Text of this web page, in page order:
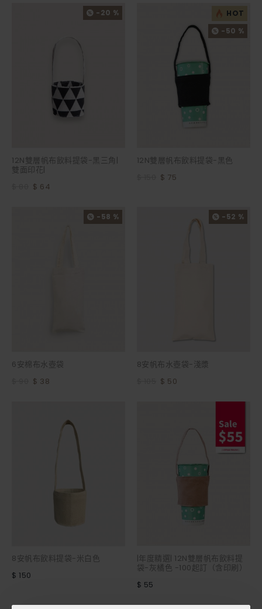
-20 %
12N雙層帆布飲料提袋-黑三角|
雙面印花|
$ 64
HOT
-50 %
12N雙層帆布飲料提袋-黑色
$ 75
-58 %
6安棉布水壺袋
$ 38
-52 %
8安帆布水壺袋-淺漿
$ 50
8安帆布飲料提袋-米白色
$ 150
|年度精選| 12N雙層帆布飲料提
袋-灰橘色 -100起訂（含印刷）
$ 55